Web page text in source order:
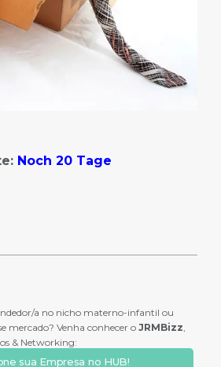
Noch 20 Tage
a no nicho materno-infantil ou
mercado? Venha conhecer o JRMBizz
& Networking:
sua Empresa no HUB!